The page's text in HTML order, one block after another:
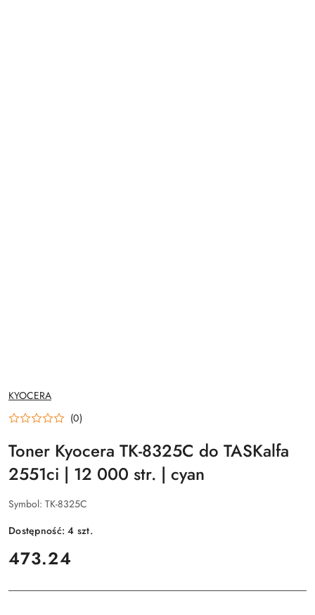
NAZWA
PRODUCENTA:
KYOCERA
(0)
Toner Kyocera TK-8325C do TASKalfa
2551ci | 12 000 str. | cyan
Symbol: TK-8325C
Dostępność:4 szt.
cena:
473.24